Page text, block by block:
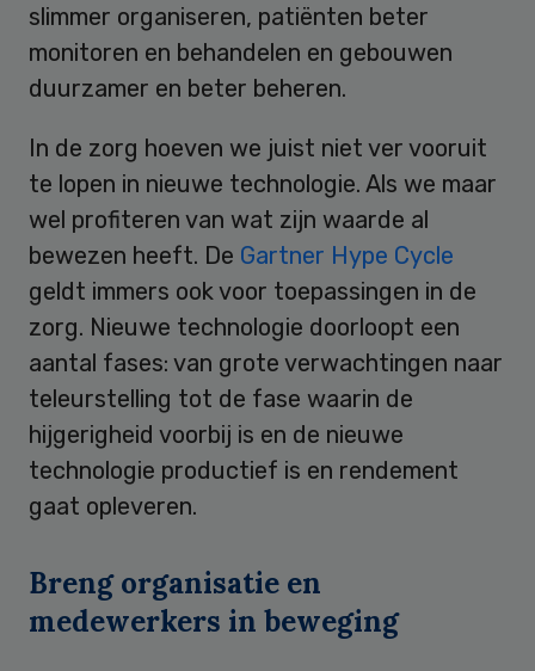
slimmer organiseren, patiënten beter
monitoren en behandelen en gebouwen
duurzamer en beter beheren.
In de zorg hoeven we juist niet ver vooruit
te lopen in nieuwe technologie. Als we maar
wel profiteren van wat zijn waarde al
bewezen heeft. De Gartner Hype Cycle
geldt immers ook voor toepassingen in de
zorg. Nieuwe technologie doorloopt een
aantal fases: van grote verwachtingen naar
teleurstelling tot de fase waarin de
hijgerigheid voorbij is en de nieuwe
technologie productief is en rendement
gaat opleveren.
Breng organisatie en
medewerkers in beweging